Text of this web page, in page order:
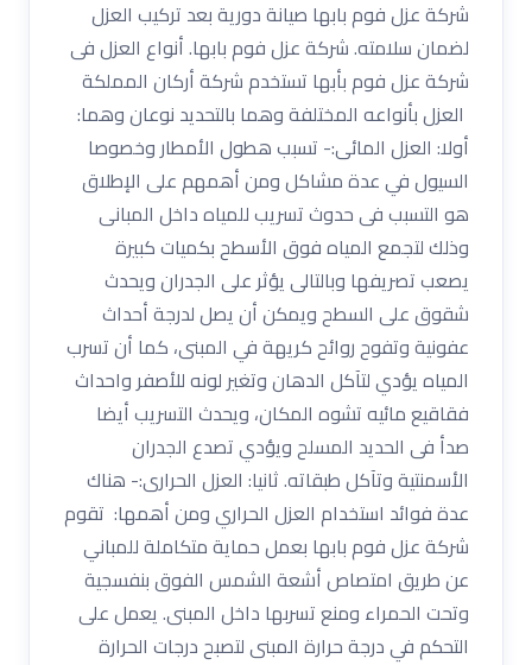
شركة عزل فوم بابها صيانة دورية بعد تركيب العزل
لضمان سلامته. شركة عزل فوم بابها. أنواع العزل فى
شركة عزل فوم بأبها تستخدم شركة أركان المملكة
العزل بأنواعه المختلفة وهما بالتحديد نوعان وهما:
أولا: العزل المائى:- تسبب هطول الأمطار وخصوصا
السيول في عدة مشاكل ومن أهمهم على الإطلاق
هو التسبب فى حدوث تسريب للمياه داخل المبانى
وذلك لتجمع المياه فوق الأسطح بكميات كبيرة
يصعب تصريفها وبالتالى يؤثر على الجدران ويحدث
شقوق على السطح ويمكن أن يصل لدرجة أحداث
عفونية وتفوح روائح كريهة في المبنى، كما أن تسرب
المياه يؤدي لتآكل الدهان وتغير لونه للأصفر واحداث
فقاقيع مائيه تشوه المكان، ويحدث التسريب أيضا
صدأ فى الحديد المسلح ويؤدي تصدع الجدران
الأسمنتية وتآكل طبقاته. ثانيا: العزل الحرارى:- هناك
عدة فوائد استخدام العزل الحراري ومن أهمها: تقوم
شركة عزل فوم بابها بعمل حماية متكاملة للمباني
عن طريق امتصاص أشعة الشمس الفوق بنفسجية
وتحت الحمراء ومنع تسربها داخل المبنى. يعمل على
التحكم في درجة حرارة المبنى لتصبح درجات الحرارة